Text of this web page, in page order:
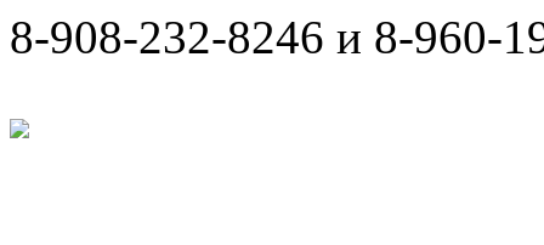
8-908-232-8246 и 8-960-